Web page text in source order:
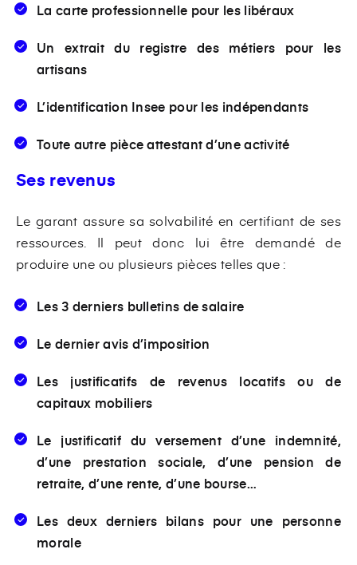
La carte professionnelle pour les libéraux
Un extrait du registre des métiers pour les
artisans
L’identification Insee pour les indépendants
Toute autre pièce attestant d’une activité
Ses revenus
Le garant assure sa solvabilité en certifiant de ses
ressources. Il peut donc lui être demandé de
produire une ou plusieurs pièces telles que :
Les 3 derniers bulletins de salaire
Le dernier avis d’imposition
Les justificatifs de revenus locatifs ou de
capitaux mobiliers
Le justificatif du versement d’une indemnité,
d’une prestation sociale, d’une pension de
retraite, d’une rente, d’une bourse…
Les deux derniers bilans pour une personne
morale